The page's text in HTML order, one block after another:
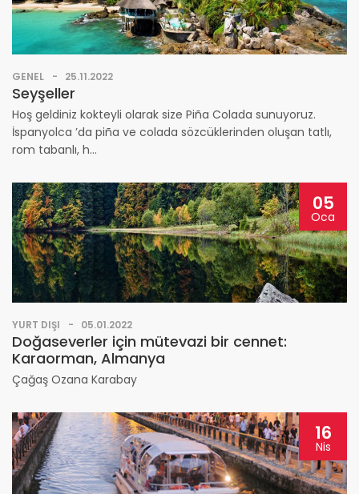
GENEL 25.11.2022
Seyşeller
Hoş geldiniz kokteyli olarak size Piña Colada sunuyoruz.
İspanyolca ’da piña ve colada sözcüklerinden oluşan tatlı,
rom tabanlı, h...
05
Oca
YURT DIŞI 05.01.2022
Doğaseverler için mütevazi bir cennet:
Karaorman, Almanya
Çağaş Ozana Karabay
16
Nis